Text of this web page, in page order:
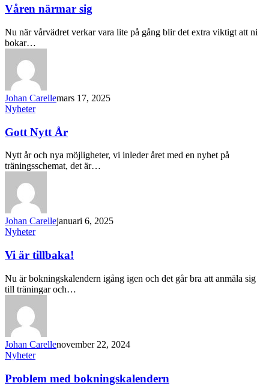
Våren närmar sig
Nu när vårvädret verkar vara lite på gång blir det extra viktigt att ni
bokar…
Johan Carellemars 17, 2025
Nyheter
Gott Nytt År
Nytt år och nya möjligheter, vi inleder året med en nyhet på
träningsschemat, det är…
Johan Carellejanuari 6, 2025
Nyheter
Vi är tillbaka!
Nu är bokningskalendern igång igen och det går bra att anmäla sig
till träningar och…
Johan Carellenovember 22, 2024
Nyheter
Problem med bokningskalendern